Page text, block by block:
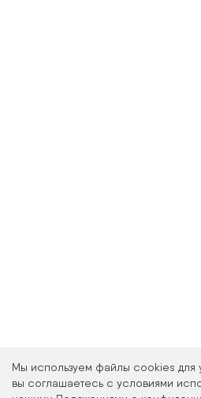
Мы используем файлы cookies для
вы соглашаетесь с условиями